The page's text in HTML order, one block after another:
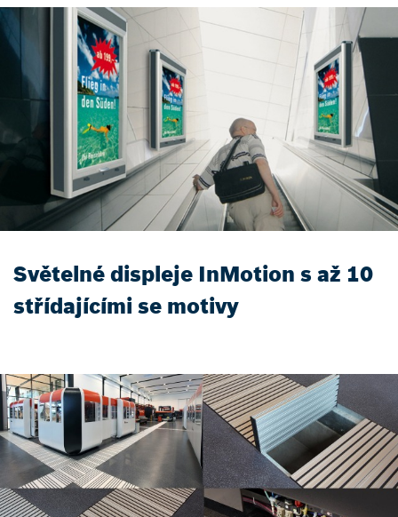
Světelné displeje InMotion s až 10
střídajícími se motivy